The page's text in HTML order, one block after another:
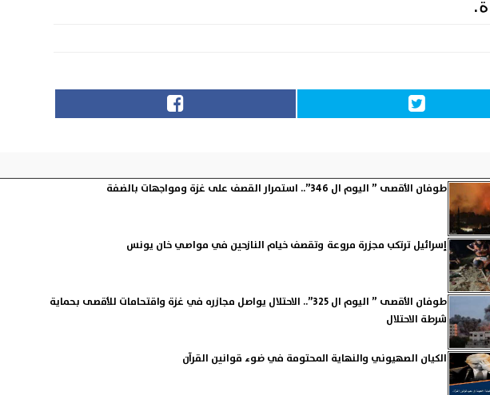
طوفان الأقصى ” اليوم ال 346”.. استمرار القصف على غزة ومواجهات بالضفة
إسرائيل ترتكب مجزرة مروعة وتقصف خيام النازحين في مواصي خان يونس
طوفان الأقصى ” اليوم ال 325”.. الاحتلال يواصل مجازره في غزة واقتحامات للأقصى بحماية
شرطة الاحتلال
الكيان الصهيوني والنهاية المحتومة في ضوء قوانين القرآن